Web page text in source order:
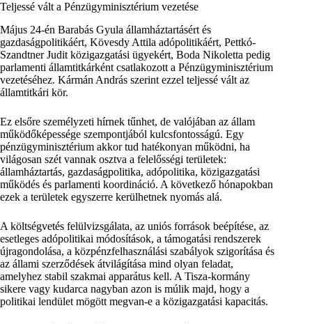
Teljessé vált a Pénzügyminisztérium vezetése
Május 24-én Barabás Gyula államháztartásért és
gazdaságpolitikáért, Kövesdy Attila adópolitikáért, Pettkó-
Szandtner Judit közigazgatási ügyekért, Boda Nikoletta pedig
parlamenti államtitkárként csatlakozott a Pénzügyminisztérium
vezetéséhez. Kármán András szerint ezzel teljessé vált az
államtitkári kör.
Ez elsőre személyzeti hírnek tűnhet, de valójában az állam
működőképessége szempontjából kulcsfontosságú. Egy
pénzügyminisztérium akkor tud hatékonyan működni, ha
világosan szét vannak osztva a felelősségi területek:
államháztartás, gazdaságpolitika, adópolitika, közigazgatási
működés és parlamenti koordináció. A következő hónapokban
ezek a területek egyszerre kerülhetnek nyomás alá.
A költségvetés felülvizsgálata, az uniós források beépítése, az
esetleges adópolitikai módosítások, a támogatási rendszerek
újragondolása, a közpénzfelhasználási szabályok szigorítása és
az állami szerződések átvilágítása mind olyan feladat,
amelyhez stabil szakmai apparátus kell. A Tisza-kormány
sikere vagy kudarca nagyban azon is múlik majd, hogy a
politikai lendület mögött megvan-e a közigazgatási kapacitás.